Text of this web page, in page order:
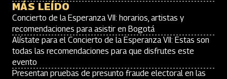
MÁS LEÍDO
Concierto de la Esperanza VII: horarios, artistas y
recomendaciones para asistir en Bogotá
Alístate para el Concierto de la Esperanza VII: Estas son
todas las recomendaciones para que disfrutes este
evento
Presentan pruebas de presunto fraude electoral en las